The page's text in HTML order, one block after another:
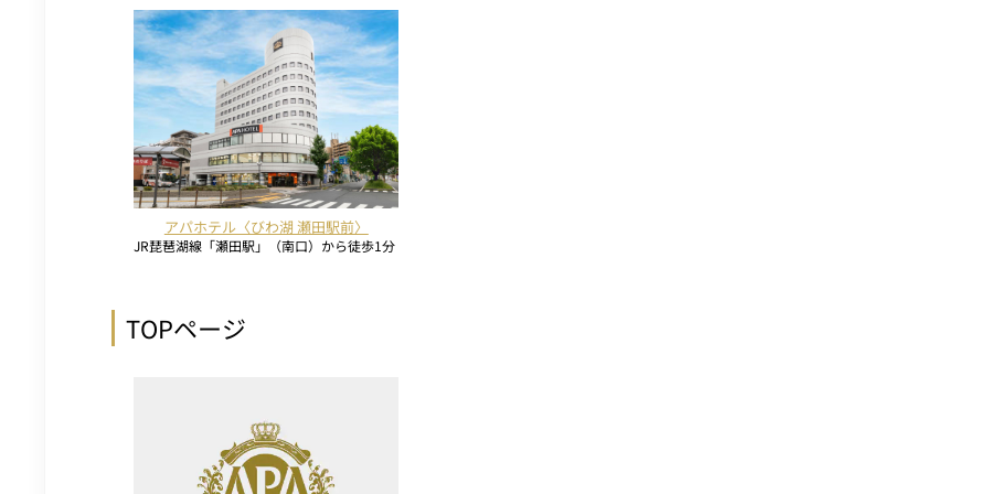
アパホテル〈びわ湖 瀬田駅前〉
JR琵琶湖線「瀬田駅」（南口）から徒歩1分
TOPページ